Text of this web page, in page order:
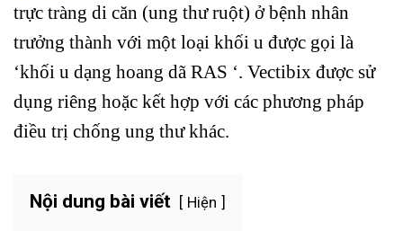
trực tràng di căn (ung thư ruột) ở bệnh nhân
trưởng thành với một loại khối u được gọi là
‘khối u dạng hoang dã RAS ‘. Vectibix được sử
dụng riêng hoặc kết hợp với các phương pháp
điều trị chống ung thư khác.
Nội dung bài viết Hiện